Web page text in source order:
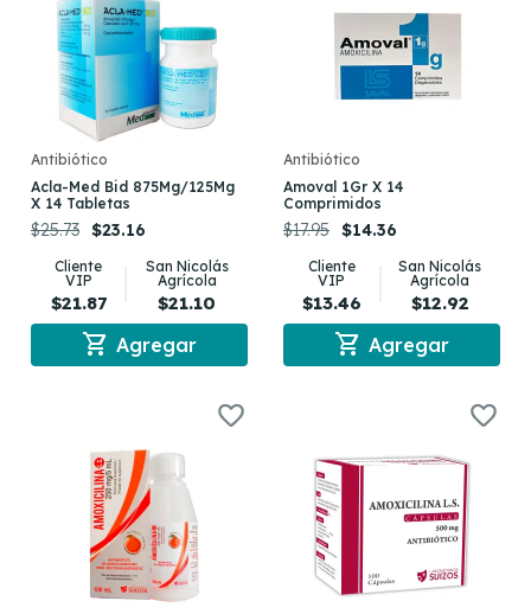
Antibiótico
Acla-Med Bid 875Mg/125Mg
X 14 Tabletas
$25.73 $23.16
Cliente
VIP
$21.87
San Nicolás
Agrícola
$21.10
shopping_cart Agregar
Antibiótico
Amoval 1Gr X 14
Comprimidos
$17.95 $14.36
Cliente
VIP
$13.46
San Nicolás
Agrícola
$12.92
shopping_cart Agregar